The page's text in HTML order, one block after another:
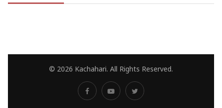
© 2026 Kachahari. All Rights Reserved.